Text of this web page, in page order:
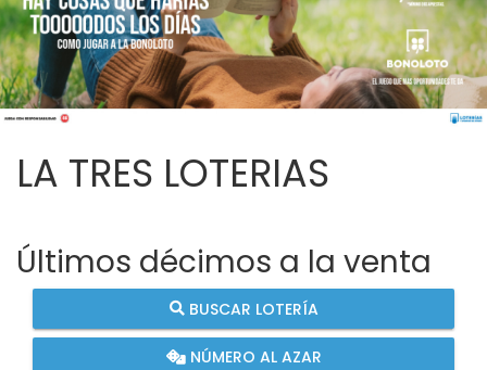
LA TRES LOTERIAS
Últimos décimos a la venta
BUSCAR LOTERÍA
NÚMERO AL AZAR